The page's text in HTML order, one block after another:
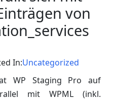
von
WP Staging Pro auf
mit WPML (inkl.
In:Uncategorized